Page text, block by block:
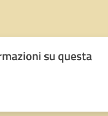
su questa